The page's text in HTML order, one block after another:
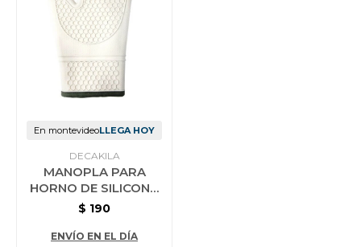
En montevideoLLEGA HOY
DECAKILA
MANOPLA PARA
HORNO DE SILICONA
DECAKILA
$ 190
ENVÍO EN EL DÍA